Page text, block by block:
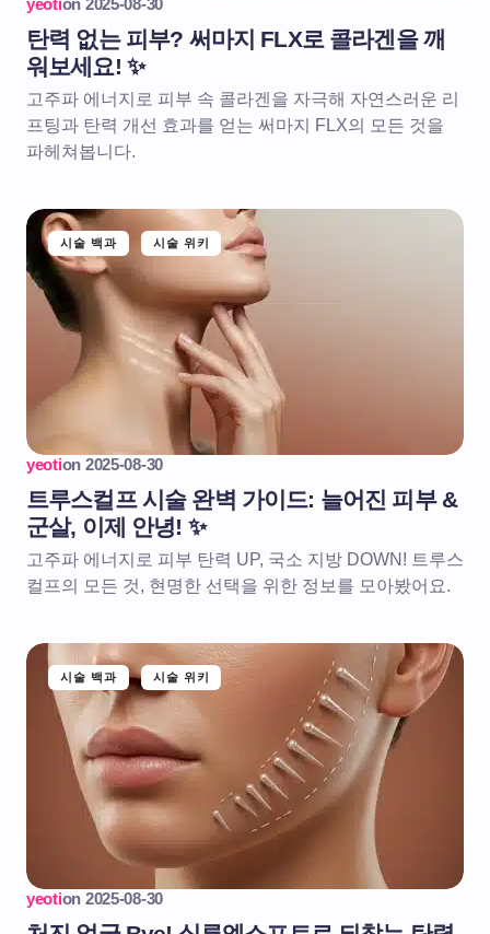
yeotion 2025-08-30
탄력 없는 피부? 써마지 FLX로 콜라겐을 깨
워보세요! ✨
고주파 에너지로 피부 속 콜라겐을 자극해 자연스러운 리
프팅과 탄력 개선 효과를 얻는 써마지 FLX의 모든 것을
파헤쳐봅니다.
시술 백과 시술 위키
yeotion 2025-08-30
트루스컬프 시술 완벽 가이드: 늘어진 피부 &
군살, 이제 안녕! ✨
고주파 에너지로 피부 탄력 UP, 국소 지방 DOWN! 트루스
컬프의 모든 것, 현명한 선택을 위한 정보를 모아봤어요.
시술 백과 시술 위키
yeotion 2025-08-30